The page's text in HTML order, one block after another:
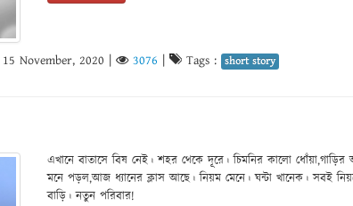
15 November, 2020 | 3076 | Tags : short story
এখানে বাতাসে বিষ নেই। শহর থেকে দূরে। চিমনির কালো ধোঁয়া,গাড়ির
মনে পড়ল,আজ ধ্যানের ক্লাস আছে। নিয়ম মেনে। ঘন্টা খানেক। সবই
বাড়ি। নতুন পরিবার!